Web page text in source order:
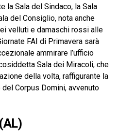
la Sala del Sindaco, la Sala
del Consiglio, nota anche
velluti e damaschi rossi alle
FAI di Primavera sarà
ammirare l’ufficio
Sala dei Miracoli, che
della volta, raffigurante la
Corpus Domini, avvenuto